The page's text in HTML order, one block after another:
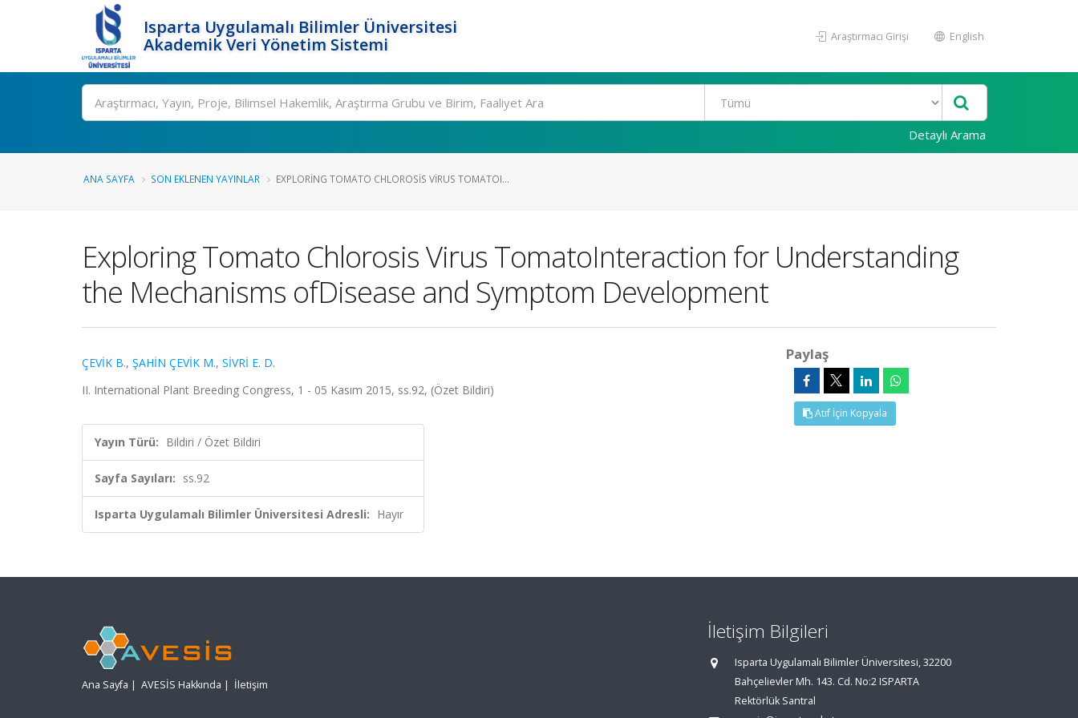
Isparta Uygulamalı Bilimler Üniversitesi
Akademik Veri Yönetim Sistemi
Araştırmacı Girişi English
Ara
Detaylı Arama
ANA SAYFA SON EKLENEN YAYINLAR EXPLORING TOMATO CHLOROSIS VIRUS TOMATOI...
Exploring Tomato Chlorosis Virus TomatoInteraction for Understanding
the Mechanisms ofDisease and Symptom Development
ÇEVİK B., ŞAHİN ÇEVİK M., SİVRİ E. D.
II. International Plant Breeding Congress, 1 - 05 Kasım 2015, ss.92, (Özet Bildiri)
Yayın Türü: Bildiri / Özet Bildiri
Sayfa Sayıları: ss.92
Isparta Uygulamalı Bilimler Üniversitesi Adresli: Hayır
Paylaş
Atıf İçin Kopyala
Ana Sayfa | AVESİS Hakkında | İletişim
İletişim Bilgileri
Isparta Uygulamalı Bilimler Üniversitesi, 32200
Bahçelievler Mh. 143. Cd. No:2 ISPARTA
Rektörlük Santral